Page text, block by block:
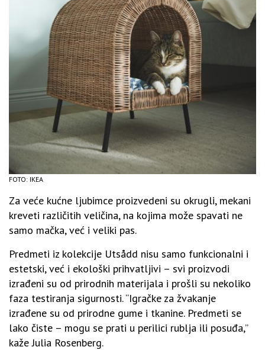
FOTO: IKEA
Za veće kućne ljubimce proizvedeni su okrugli, mekani
kreveti različitih veličina, na kojima može spavati ne
samo mačka, već i veliki pas.
Predmeti iz kolekcije Utsådd nisu samo funkcionalni i
estetski, već i ekološki prihvatljivi – svi proizvodi
izrađeni su od prirodnih materijala i prošli su nekoliko
faza testiranja sigurnosti. “Igračke za žvakanje
izrađene su od prirodne gume i tkanine. Predmeti se
lako čiste – mogu se prati u perilici rublja ili posuđa,”
kaže Julia Rosenberg.